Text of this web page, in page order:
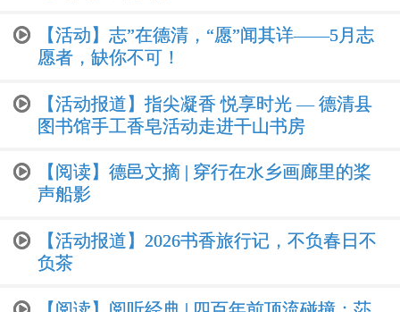
【活动】志”在德清，“愿”闻其详——5月志
愿者，缺你不可！
【活动报道】指尖凝香 悦享时光 — 德清县
图书馆手工香皂活动走进干山书房
【阅读】德邑文摘 | 穿行在水乡画廊里的桨
声船影
【活动报道】2026书香旅行记，不负春日不
负茶